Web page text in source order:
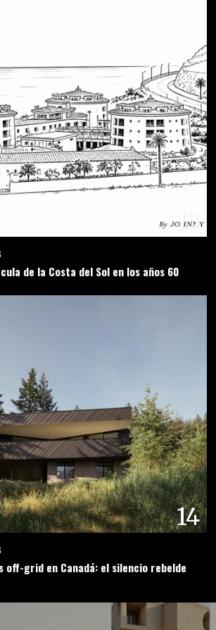
13
de la Costa del Sol en los años 60
14
off-grid en Canadá: el silencio rebelde